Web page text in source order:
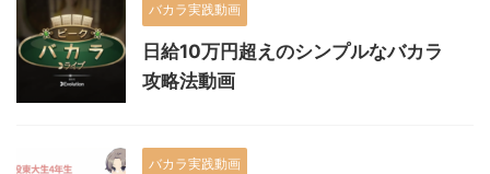
バカラ実践動画
日給10万円超えのシンプルなバカラ
攻略法動画
バカラ実践動画